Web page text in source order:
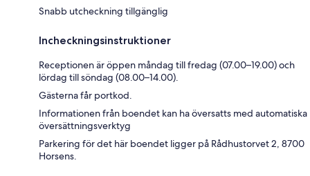
Snabb utcheckning tillgänglig
Incheckningsinstruktioner
Receptionen är öppen måndag till fredag (07.00–19.00) och
lördag till söndag (08.00–14.00).
Gästerna får portkod.
Informationen från boendet kan ha översatts med automatiska
översättningsverktyg
Parkering för det här boendet ligger på Rådhustorvet 2, 8700
Horsens.